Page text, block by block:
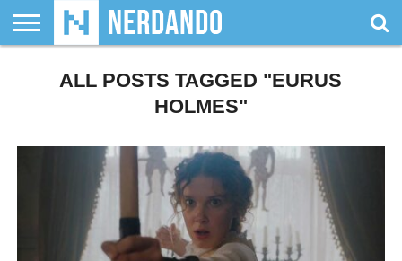
SIAMO
GIOCHI
GIOCHI
VIDEOGAMES
FILM
FUMETTI
& LIBRI
MAGIC:
DUNGEONS
WRESTLING
NERDANDO
AWARDS
BOLLINI
ALL POSTS TAGGED "EURUS
HOLMES"